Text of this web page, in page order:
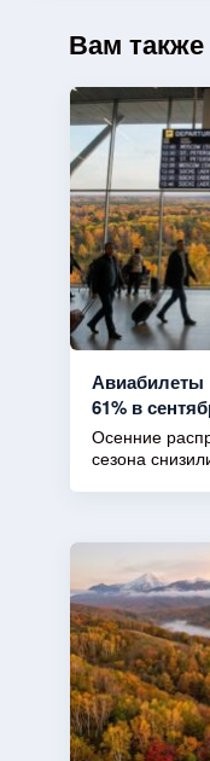
Вам
Авиабилеты
61% в
Осенние
сезона